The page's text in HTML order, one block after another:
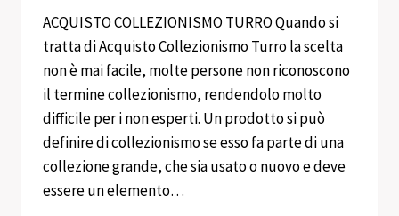
ACQUISTO COLLEZIONISMO TURRO Quando si
tratta di Acquisto Collezionismo Turro la scelta
non è mai facile, molte persone non riconoscono
il termine collezionismo, rendendolo molto
difficile per i non esperti. Un prodotto si può
definire di collezionismo se esso fa parte di una
collezione grande, che sia usato o nuovo e deve
essere un elemento…